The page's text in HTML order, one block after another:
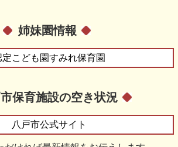
姉妹園情報
定こども園すみれ保育園
保育施設の空き状況
八戸市公式サイト